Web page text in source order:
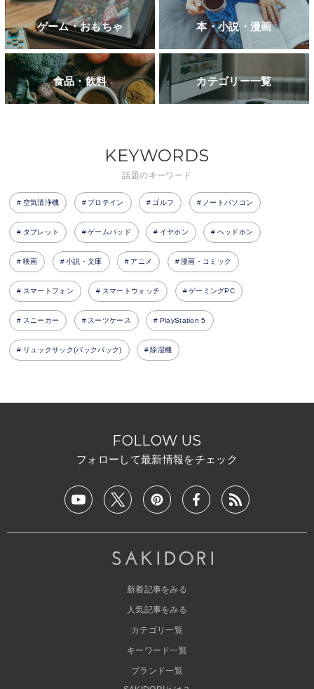
ゲーム・おもちゃ 本・小説・漫画
食品・飲料 カテゴリー一覧
KEYWORDS
話題のキーワード
空気清浄機 プロテイン ゴルフ ノートパソコン
タブレット ゲームパッド イヤホン ヘッドホン
映画 小説・文庫 アニメ 漫画・コミック
スマートフォン スマートウォッチ ゲーミングPC
スニーカー スーツケース PlayStation 5
リュックサック(バックパック) 除湿機
FOLLOW US
フォローして最新情報をチェック
新着記事をみる
人気記事をみる
カテゴリ一覧
キーワード一覧
ブランド一覧